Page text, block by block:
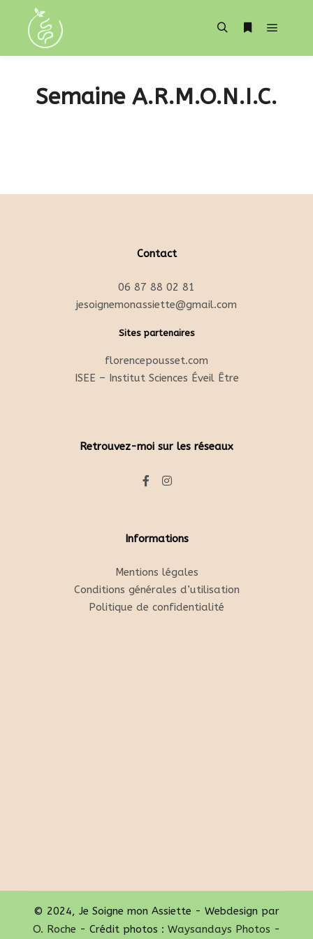
Semaine A.R.M.O.N.I.C.
Contact
06 87 88 02 81
jesoignemonassiette@gmail.com
Sites partenaires
florencepousset.com
ISEE – Institut Sciences Éveil Être
Retrouvez-moi sur les réseaux
Informations
Mentions légales
Conditions générales d’utilisation
Politique de confidentialité
© 2024, Je Soigne mon Assiette - Webdesign par
O. Roche - Crédit photos : Waysandays Photos -